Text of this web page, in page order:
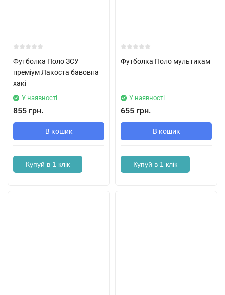
Футболка Поло ЗСУ
преміум Лакоста бавовна
хакі
У наявності
855 грн.
В кошик
Купуй в 1 клік
Футболка Поло мультикам
У наявності
655 грн.
В кошик
Купуй в 1 клік